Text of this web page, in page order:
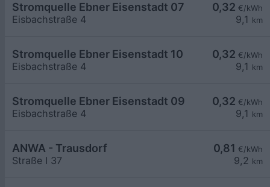
0,32 €/kWh
9,1 km
Stromquelle Ebner Eisenstadt 07
Eisbachstraße 4
0,32 €/kWh
9,1 km
Stromquelle Ebner Eisenstadt 10
Eisbachstraße 4
0,32 €/kWh
9,1 km
Stromquelle Ebner Eisenstadt 09
Eisbachstraße 4
0,81 €/kWh
9,2 km
ANWA - Trausdorf
Straße I 37